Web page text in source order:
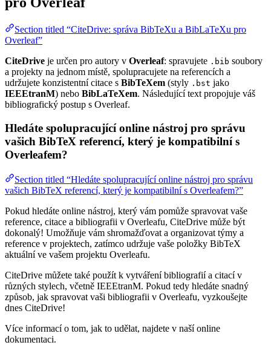
Section titled “CiteDrive: správa BibTeXu a BibLaTeXu pro
Overleaf”
CiteDrive je určen pro autory v Overleaf: spravujete .bib soubory
a projekty na jednom místě, spolupracujete na referencích a
udržujete konzistentní citace s BibTeXem (styly .bst jako
IEEEtranM) nebo BibLaTeXem. Následující text propojuje váš
bibliografický postup s Overleaf.
Hledáte spolupracující online nástroj pro správu
vašich BibTeX referencí, který je kompatibilní s
Overleafem?
Section titled “Hledáte spolupracující online nástroj pro správu
vašich BibTeX referencí, který je kompatibilní s Overleafem?”
Pokud hledáte online nástroj, který vám pomůže spravovat vaše
reference, citace a bibliografii v Overleafu, CiteDrive může být
dokonalý! Umožňuje vám shromažďovat a organizovat týmy a
reference v projektech, zatímco udržuje vaše položky BibTeX
aktuální ve vašem projektu Overleafu.
CiteDrive můžete také použít k vytváření bibliografií a citací v
různých stylech, včetně IEEEtranM. Pokud tedy hledáte snadný
způsob, jak spravovat vaši bibliografii v Overleafu, vyzkoušejte
dnes CiteDrive!
Více informací o tom, jak to udělat, najdete v naší online
dokumentaci.